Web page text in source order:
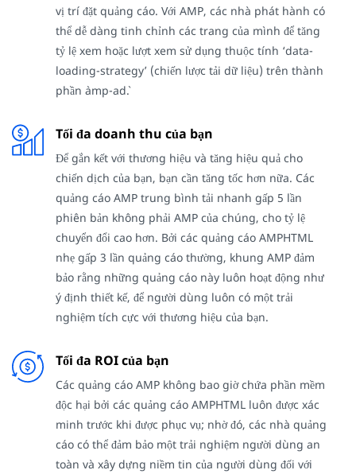
vị trí đặt quảng cáo. Với AMP, các nhà phát hành có
thể dễ dàng tinh chỉnh các trang của mình để tăng
tỷ lệ xem hoặc lượt xem sử dụng thuộc tính ‘data-
loading-strategy’ (chiến lược tải dữ liệu) trên thành
phần `amp-ad`.
Tối đa doanh thu của bạn
Để gắn kết với thương hiệu và tăng hiệu quả cho
chiến dịch của bạn, bạn cần tăng tốc hơn nữa. Các
quảng cáo AMP trung bình tải nhanh gấp 5 lần
phiên bản không phải AMP của chúng, cho tỷ lệ
chuyển đổi cao hơn. Bởi các quảng cáo AMPHTML
nhẹ gấp 3 lần quảng cáo thường, khung AMP đảm
bảo rằng những quảng cáo này luôn hoạt động như
ý định thiết kế, để người dùng luôn có một trải
nghiệm tích cực với thương hiệu của bạn.
Tối đa ROI của bạn
Các quảng cáo AMP không bao giờ chứa phần mềm
độc hại bởi các quảng cáo AMPHTML luôn được xác
minh trước khi được phục vụ; nhờ đó, các nhà quảng
cáo có thể đảm bảo một trải nghiệm người dùng an
toàn và xây dựng niềm tin của người dùng đối với